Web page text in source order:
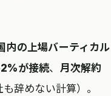
内の上場バーティカル
が接続、 月次解約
辞めない計算）。